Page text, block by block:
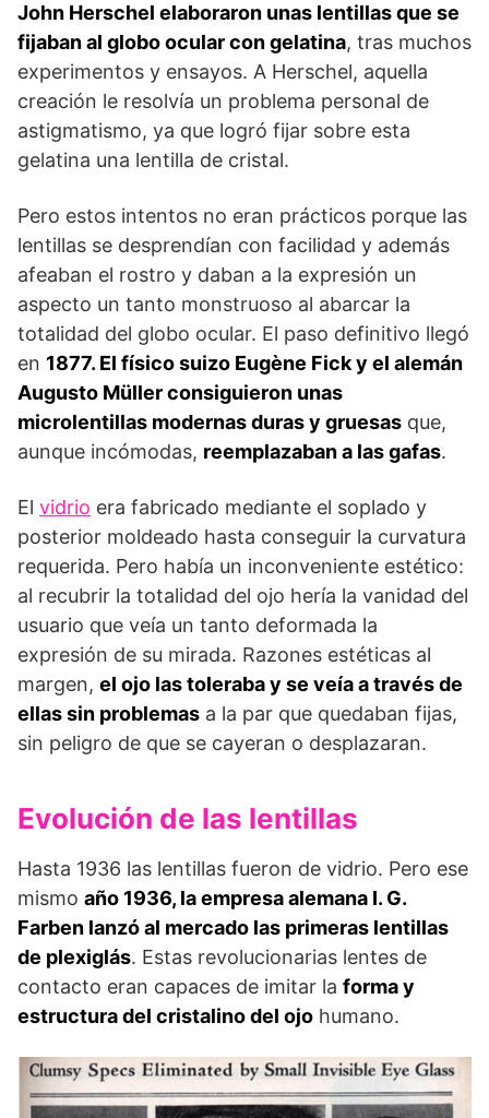
John Herschel elaboraron unas lentillas que se
fijaban al globo ocular con gelatina, tras muchos
experimentos y ensayos. A Herschel, aquella
creación le resolvía un problema personal de
astigmatismo, ya que logró fijar sobre esta
gelatina una lentilla de cristal.
Pero estos intentos no eran prácticos porque las
lentillas se desprendían con facilidad y además
afeaban el rostro y daban a la expresión un
aspecto un tanto monstruoso al abarcar la
totalidad del globo ocular. El paso definitivo llegó
en 1877. El físico suizo Eugène Fick y el alemán
Augusto Müller consiguieron unas
microlentillas modernas duras y gruesas que,
aunque incómodas, reemplazaban a las gafas.
El vidrio era fabricado mediante el soplado y
posterior moldeado hasta conseguir la curvatura
requerida. Pero había un inconveniente estético:
al recubrir la totalidad del ojo hería la vanidad del
usuario que veía un tanto deformada la
expresión de su mirada. Razones estéticas al
margen, el ojo las toleraba y se veía a través de
ellas sin problemas a la par que quedaban fijas,
sin peligro de que se cayeran o desplazaran.
Evolución de las lentillas
Hasta 1936 las lentillas fueron de vidrio. Pero ese
mismo año 1936, la empresa alemana I. G.
Farben lanzó al mercado las primeras lentillas
de plexiglás. Estas revolucionarias lentes de
contacto eran capaces de imitar la forma y
estructura del cristalino del ojo humano.